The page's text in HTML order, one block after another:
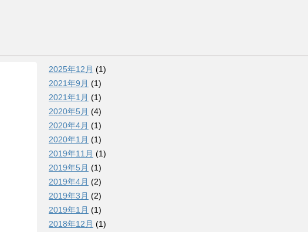
2025年12月 (1)
2021年9月 (1)
2021年1月 (1)
2020年5月 (4)
2020年4月 (1)
2020年1月 (1)
2019年11月 (1)
2019年5月 (1)
2019年4月 (2)
2019年3月 (2)
2019年1月 (1)
2018年12月 (1)